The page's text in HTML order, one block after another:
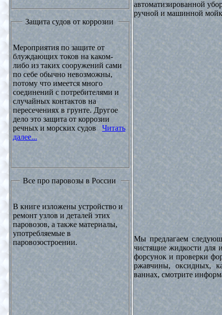
Защита судов от коррозии
Мероприятия по защите от
блуждающих токов на каком-
либо из таких сооружений сами
по себе обычно невозможны,
потому что имеется много
соединений с потребителями и
случайных контактов на
пересечениях в грунте. Другое
дело это защита от коррозии
речных и морских судов Читать
далее...
Все про паровозы в России
В книге изложены устройство и
ремонт узлов и деталей этих
паровозов, а также материалы,
употребляемые в
паровозостроении.
автоматизированной
ручной и машинной
Мы предлагаем
чистящие жидкости для
форсунок и проверки
ржавчины, оксидных,
ваннах, смотрите